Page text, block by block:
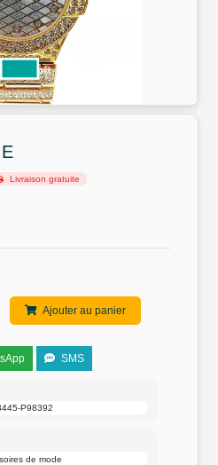
Livraison gratuite
Ajouter au panier
SMS
P98392
de mode